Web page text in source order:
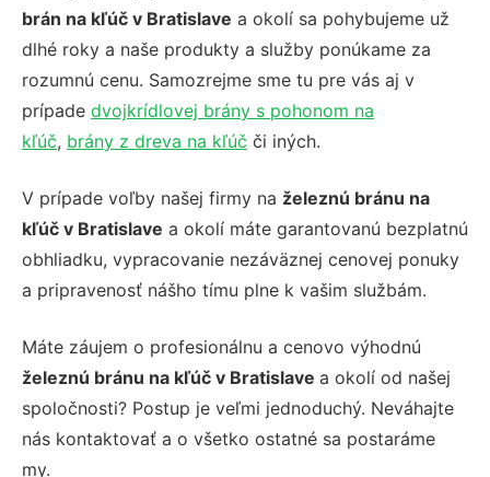
brán na kľúč v Bratislave a okolí sa pohybujeme už
dlhé roky a naše produkty a služby ponúkame za
rozumnú cenu. Samozrejme sme tu pre vás aj v
prípade dvojkrídlovej brány s pohonom na
kľúč, brány z dreva na kľúč či iných.
V prípade voľby našej firmy na železnú bránu na
kľúč v Bratislave a okolí máte garantovanú bezplatnú
obhliadku, vypracovanie nezáväznej cenovej ponuky
a pripravenosť nášho tímu plne k vašim službám.
Máte záujem o profesionálnu a cenovo výhodnú
železnú bránu na kľúč v Bratislave a okolí od našej
spoločnosti? Postup je veľmi jednoduchý. Neváhajte
nás kontaktovať a o všetko ostatné sa postaráme
my.